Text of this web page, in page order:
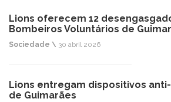
Lions oferecem 12
Bombeiros Voluntários de
Sociedade \ 30 abril 2026
Lions entregam dispositivos anti-
de Guimarães